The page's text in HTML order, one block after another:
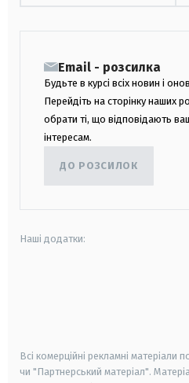
Email - розсилка
Будьте в курсі всіх новин і
Перейдіть на сторінку наших
обрати ті, що відповідають
інтересам.
ДО РОЗСИЛОК
Наші додатки:
Всі комерційні рекламні матеріали
чи "Партнерський матеріал".